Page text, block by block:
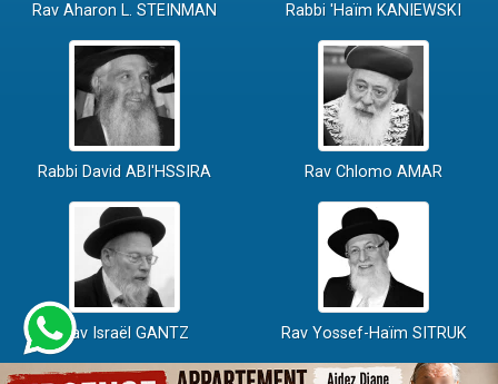
Rav Aharon L. STEINMAN Rabbi 'Haïm KANIEWSKI
Rabbi David ABI'HSSIRA Rav Chlomo AMAR
Rav Israël GANTZ Rav Yossef-Haïm SITRUK